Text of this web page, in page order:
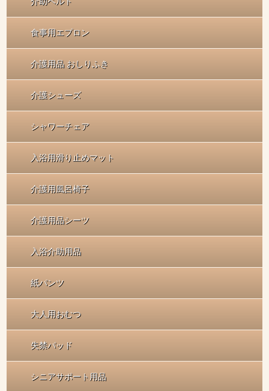
食事用エプロン
介護用品 おしりふき
介護シューズ
シャワーチェア
入浴用滑り止めマット
介護用風呂椅子
介護用品シーツ
入浴介助用品
紙パンツ
大人用おむつ
失禁パッド
シニアサポート用品